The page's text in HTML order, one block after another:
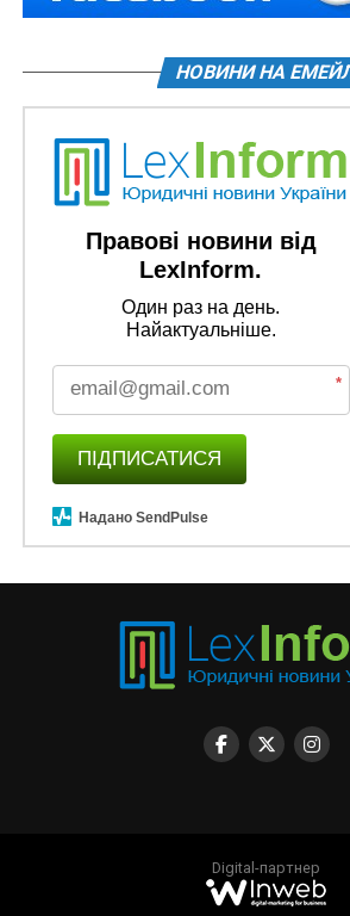
НОВИНИ НА
Правові новини від
LexInform.
Один раз на день.
Найактуальніше.
*
ПІДПИСАТИСЯ
Надано SendPulse
Digital-партнер